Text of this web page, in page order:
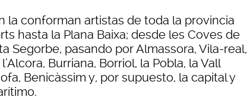
la conforman artistas de toda la provincia
hasta la Plana Baixa; desde les Coves de
Segorbe, pasando por Almassora, Vila-real,
Burriana, Borriol, la Pobla, la Vall
Benicàssim y, por supuesto, la capital y